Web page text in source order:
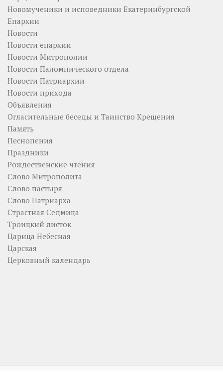
Новомученики и исповедники Екатеринбургской
Епархии
Новости
Новости епархии
Новости Митрополии
Новости Паломнического отдела
Новости Патриархии
Новости прихода
Объявления
Огласительные беседы и Таинство Крещения
Память
Песнопения
Праздники
Рождественские чтения
Слово Митрополита
Слово пастыря
Слово Патриарха
Страстная Седмица
Троицкий листок
Царица Небесная
Царская
Церковный календарь